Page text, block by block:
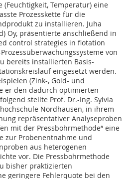
(Feuchtigkeit, Temperatur) eine
Prozesskette für die
zu installieren. Juha
Oy, präsentierte anschließend in
control strategies in flotation
von
bereits installierten Basis-
eingesetzt werden.
(Zink-, Gold- und
er den dadurch optimierten
stellte Prof. Dr.-Ing. ­Sylvia
Nordhausen, in ihrem
repräsentativer Analyseproben
mit der Pressbohrmethode“ eine
zur Probenentnahme und
aus heterogenen
vor. Die Pressbohrmethode
bisher praktizierten
geringere Fehlerquote bei den